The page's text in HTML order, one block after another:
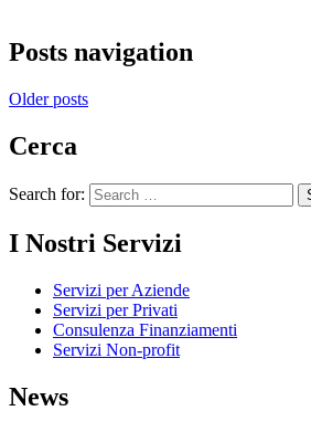
Posts navigation
Older posts
Cerca
Search for:
I Nostri Servizi
Servizi per Aziende
Servizi per Privati
Consulenza Finanziamenti
Servizi Non-profit
News